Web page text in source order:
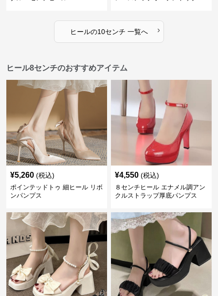
ヒールの10センチ 一覧へ ›
ヒール8センチのおすすめアイテム
¥5,260 (税込)
ポインテッドトゥ 細ヒール リボ
ンパンプス
¥4,550 (税込)
８センチヒール エナメル調アン
クルストラップ厚底パンプス